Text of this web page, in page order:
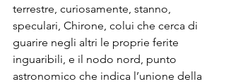
terrestre, curiosamente, stanno,
speculari, Chirone, colui che cerca di
guarire negli altri le proprie ferite
inguaribili, e il nodo nord, punto
astronomico che indica l’unione della